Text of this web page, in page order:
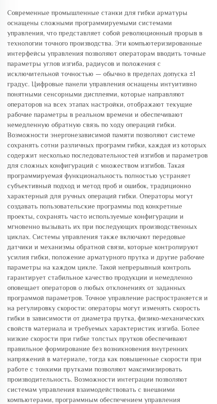
Современные промышленные станки для гибки арматуры
оснащены сложными программируемыми системами
управления, что представляет собой революционный прорыв в
технологии точного производства. Эти компьютеризированные
интерфейсы управления позволяют операторам вводить точные
параметры углов изгиба, радиусов и положения с
исключительной точностью — обычно в пределах допуска ±1
градус. Цифровые панели управления оснащены интуитивно
понятными сенсорными дисплеями, которые направляют
операторов на всех этапах настройки, отображают текущие
рабочие параметры в реальном времени и обеспечивают
немедленную обратную связь по ходу операций гибки.
Возможности энергонезависимой памяти позволяют системе
сохранять сотни различных программ гибки, каждая из которых
содержит несколько последовательностей изгибов и параметров
для сложных конфигураций с множеством изгибов. Такая
программируемая функциональность полностью устраняет
субъективный подход и метод проб и ошибок, традиционно
характерный для ручных операций гибки. Операторы могут
создавать пользовательские программы под конкретные
проекты, сохранять часто используемые конфигурации и
мгновенно вызывать их при последующих производственных
циклах. Системы управления также включают передовые
датчики и механизмы обратной связи, которые контролируют
усилия гибки, положение арматурного прутка и другие рабочие
параметры на каждом цикле. Такой непрерывный контроль
гарантирует стабильное качество продукции и немедленно
оповещает операторов о любых отклонениях от заданных
программой параметров. Точное управление распространяется и
на регулировку скорости: операторы могут изменять скорость
гибки в зависимости от диаметра прутка, физико-механических
свойств материала и требуемых характеристик изгиба. Более
низкие скорости при гибке толстых прутков обеспечивают
правильное формирование без возникновения внутренних
напряжений в материале, тогда как повышенные скорости при
работе с тонкими прутками позволяют максимизировать
производительность. Возможности интеграции позволяют
системам управления взаимодействовать с внешними
компьютерами, программным обеспечением управления